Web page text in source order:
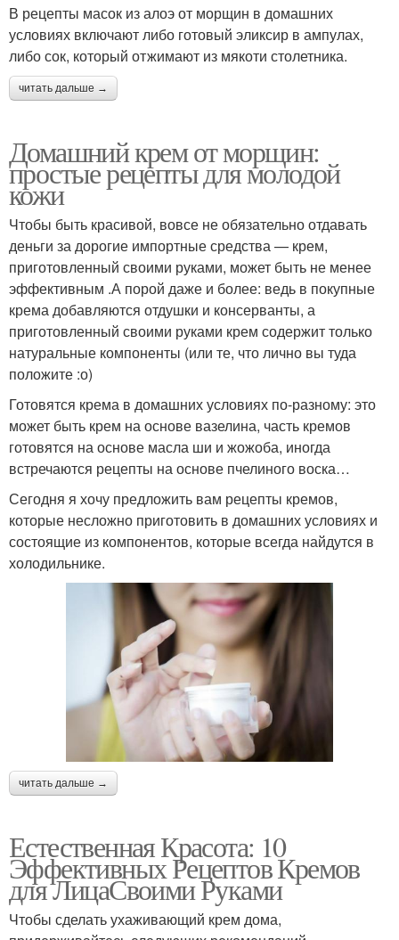
В рецепты масок из алоэ от морщин в домашних
условиях включают либо готовый эликсир в ампулах,
либо сок, который отжимают из мякоти столетника.
читать дальше →
Домашний крем от морщин:
простые рецепты для молодой
кожи
Чтобы быть красивой, вовсе не обязательно отдавать
деньги за дорогие импортные средства — крем,
приготовленный своими руками, может быть не менее
эффективным .А порой даже и более: ведь в покупные
крема добавляются отдушки и консерванты, а
приготовленный своими руками крем содержит только
натуральные компоненты (или те, что лично вы туда
положите :о)
Готовятся крема в домашних условиях по-разному: это
может быть крем на основе вазелина, часть кремов
готовятся на основе масла ши и жожоба, иногда
встречаются рецепты на основе пчелиного воска…
Сегодня я хочу предложить вам рецепты кремов,
которые несложно приготовить в домашних условиях и
состоящие из компонентов, которые всегда найдутся в
холодильнике.
читать дальше →
Естественная Красота: 10
Эффективных Рецептов Кремов
для ЛицаСвоими Руками
Чтобы сделать ухаживающий крем дома,